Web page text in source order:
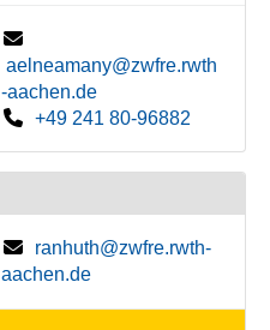
aelneamany@zwfre.rwth
-aachen.de
+49 241 80-96882
ranhuth@zwfre.rwth-
aachen.de